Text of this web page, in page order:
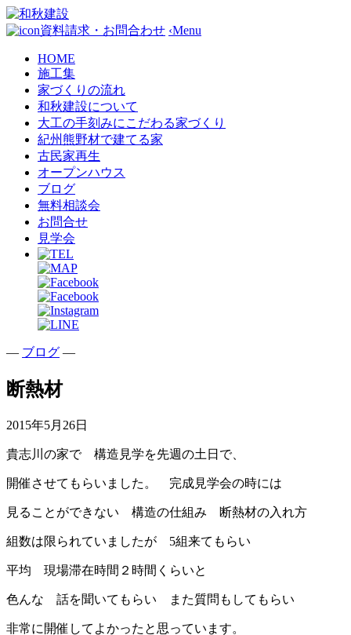
資料請求・お問合わせ ‹Menu
HOME
施工集
家づくりの流れ
和秋建設について
大工の手刻みにこだわる家づくり
紀州熊野材で建てる家
古民家再生
オープンハウス
ブログ
無料相談会
お問合せ
見学会
— ブログ —
断熱材
2015年5月26日
貴志川の家で 構造見学を先週の土日で、
開催させてもらいました。 完成見学会の時には
見ることができない 構造の仕組み 断熱材の入れ方
組数は限られていましたが 5組来てもらい
平均 現場滞在時間２時間くらいと
色んな 話を聞いてもらい また質問もしてもらい
非常に開催してよかったと思っています。